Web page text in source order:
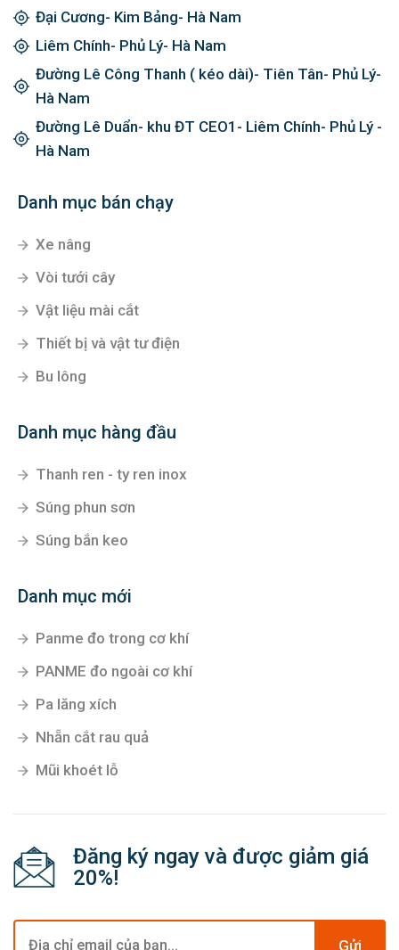
Đại Cương- Kim Bảng- Hà Nam
Liêm Chính- Phủ Lý- Hà Nam
Đường Lê Công Thanh ( kéo dài)- Tiên Tân- Phủ Lý-
Hà Nam
Đường Lê Duẩn- khu ĐT CEO1- Liêm Chính- Phủ Lý -
Hà Nam
Danh mục bán chạy
Xe nâng
Vòi tưới cây
Vật liệu mài cắt
Thiết bị và vật tư điện
Bu lông
Danh mục hàng đầu
Thanh ren - ty ren inox
Súng phun sơn
Súng bắn keo
Danh mục mới
Panme đo trong cơ khí
PANME đo ngoài cơ khí
Pa lăng xích
Nhẵn cắt rau quả
Mũi khoét lỗ
Đăng ký ngay và được giảm giá
20%!
Gửi